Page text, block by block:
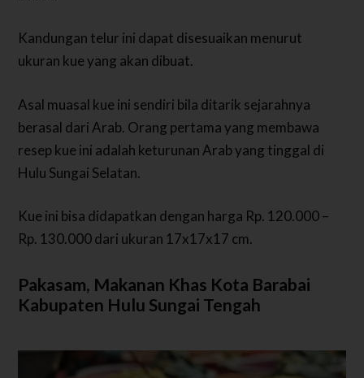
Kandungan telur ini dapat disesuaikan menurut
ukuran kue yang akan dibuat.
Asal muasal kue ini sendiri bila ditarik sejarahnya
berasal dari Arab. Orang pertama yang membawa
resep kue ini adalah keturunan Arab yang tinggal di
Hulu Sungai Selatan.
Kue ini bisa didapatkan dengan harga Rp. 120.000 –
Rp. 130.000 dari ukuran 17x17x17 cm.
Pakasam, Makanan Khas Kota Barabai
Kabupaten Hulu Sungai Tengah